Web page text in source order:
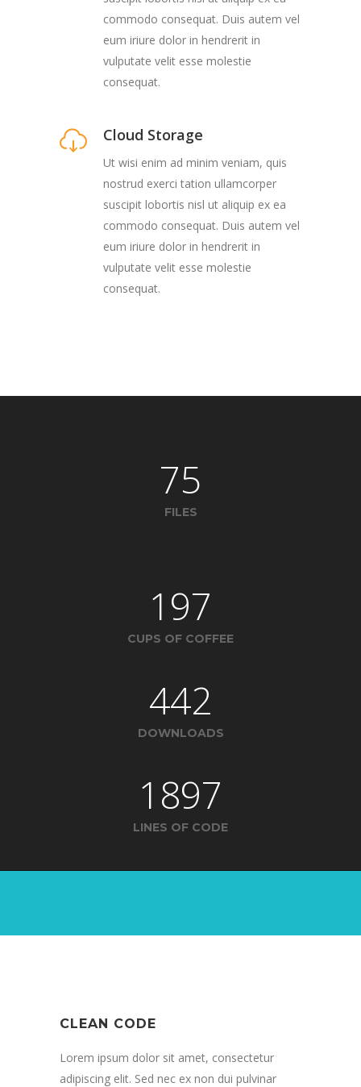
commodo consequat. Duis autem vel
eum iriure dolor in hendrerit in
vulputate velit esse molestie
consequat.
Cloud Storage
Ut wisi enim ad minim veniam, quis
nostrud exerci tation ullamcorper
suscipit lobortis nisl ut aliquip ex ea
commodo consequat. Duis autem vel
eum iriure dolor in hendrerit in
vulputate velit esse molestie
consequat.
75
FILES
197
CUPS OF COFFEE
442
DOWNLOADS
1897
LINES OF CODE
CLEAN CODE
Lorem ipsum dolor sit amet, consectetur
adipiscing elit. Sed nec ex non dui pulvinar